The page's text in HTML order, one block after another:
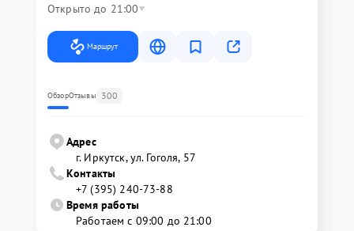
Открыто до 21:00
Маршрут
ОбзорОтзывы 300
Адрес
г. Иркутск, ул. ​Гоголя, 57
Контакты
+7 (395) 240-73-88
Время работы
Работаем с 09:00 до 21:00